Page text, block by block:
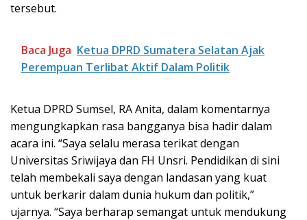
tersebut.
Baca Juga Ketua DPRD Sumatera Selatan Ajak
Perempuan Terlibat Aktif Dalam Politik
Ketua DPRD Sumsel, RA Anita, dalam komentarnya
mengungkapkan rasa bangganya bisa hadir dalam
acara ini. “Saya selalu merasa terikat dengan
Universitas Sriwijaya dan FH Unsri. Pendidikan di sini
telah membekali saya dengan landasan yang kuat
untuk berkarir dalam dunia hukum dan politik,”
ujarnya. “Saya berharap semangat untuk mendukung